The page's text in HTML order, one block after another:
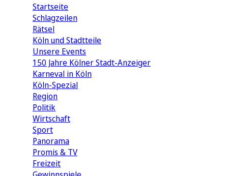
Startseite
Schlagzeilen
Rätsel
Köln und Stadtteile
Unsere Events
150 Jahre Kölner Stadt-Anzeiger
Karneval in Köln
Köln-Spezial
Region
Politik
Wirtschaft
Sport
Panorama
Promis & TV
Freizeit